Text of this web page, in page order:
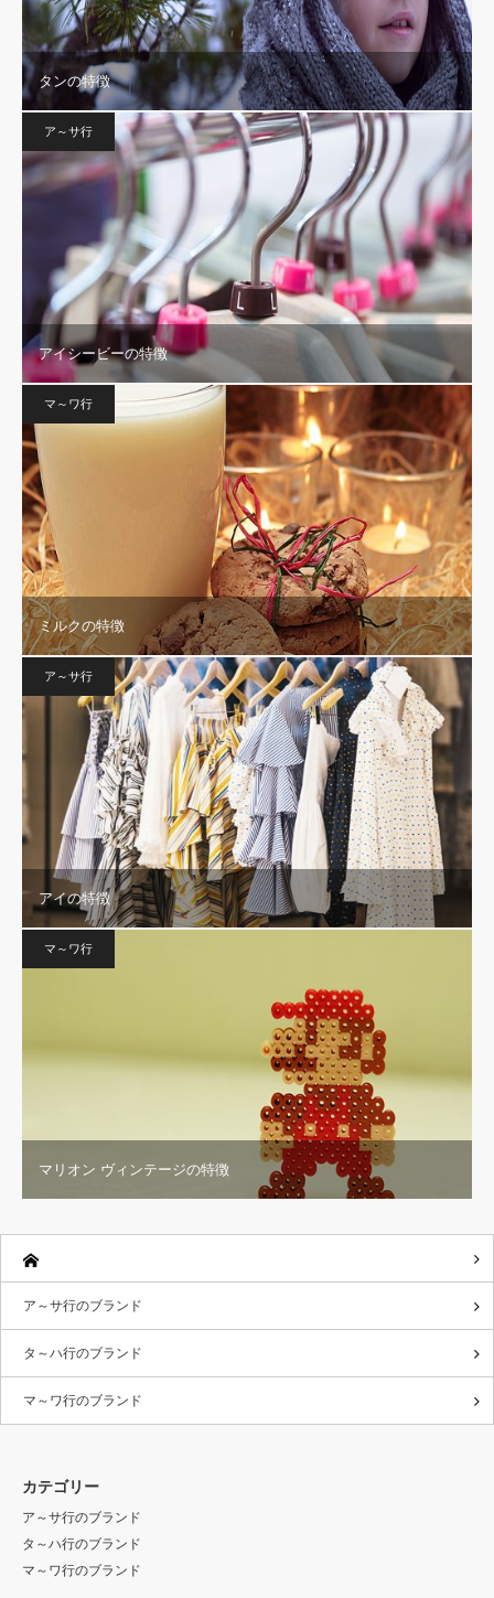
タンの特徴
ア～サ行
アイシービーの特徴
マ～ワ行
ミルクの特徴
ア～サ行
アイの特徴
マ～ワ行
マリオン ヴィンテージの特徴
ア～サ行のブランド
タ～ハ行のブランド
マ～ワ行のブランド
カテゴリー
ア～サ行のブランド
タ～ハ行のブランド
マ～ワ行のブランド